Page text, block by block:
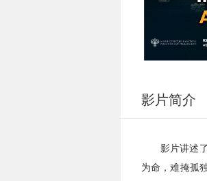
两
生
影片简介
影片讲述
为命，难掩孤